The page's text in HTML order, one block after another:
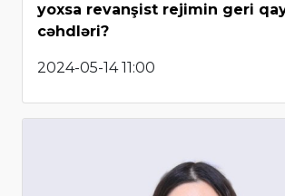
yoxsa revanşist rejimin geri
cəhdləri?
2024-05-14 11:00